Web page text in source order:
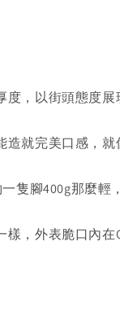
，以街頭態度展
就完美口感，
隻腳400g那麼輕
，外表脆口內